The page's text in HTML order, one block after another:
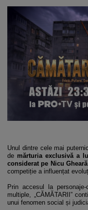
Unul dintre cele mai
de mărturia exclusivă a
considerat pe Nicu
competiție a influențat
Prin accesul la
multiple, „CĂMĂTARII”
unui fenomen social și